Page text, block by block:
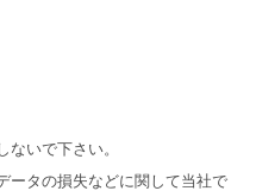
いで下さい。
ータの損失などに関して当社で